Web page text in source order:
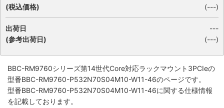
(税込価格)
(---)
出荷日
(参考出荷日)
---
(---)
BBC-RM9760シリーズ第14世代Core対応ラックマウント3PCIeの
型番BBC-RM9760-P532N70S04M10-W11-46のページです。
型番BBC-RM9760-P532N70S04M10-W11-46に関する仕様情報
を記載しております。